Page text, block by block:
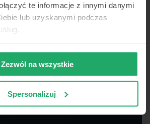
te informacje z innymi danymi
lub uzyskanymi podczas
Zezwól na wszystkie
Spersonalizuj